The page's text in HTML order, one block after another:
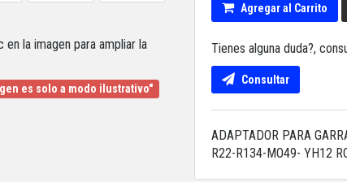
en la imagen para ampliar la
es solo a modo ilustrativo"
Agregar al Carrito
Tienes alguna duda?,
Consultar
ADAPTADOR PARA
R22-R134-MO49- YH12